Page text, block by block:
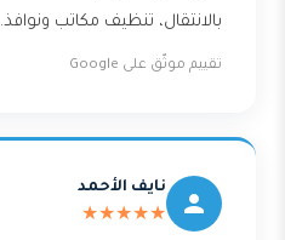
بالانتقال، تنظيف مكاتب ونوافذ.
تقييم موثّق على Google
نايف الأحمد
★★★★★